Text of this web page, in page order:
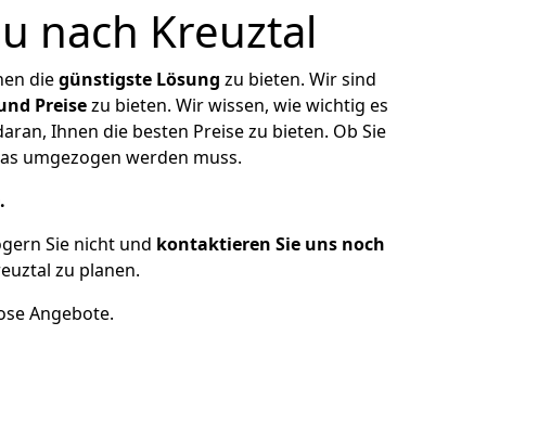
nach Kreuztal
diegünstigste Lösung zu bieten. Wir sind
Preisezu bieten. Wir wissen, wie wichtig es
Ihnen die besten Preise zu bieten. Ob Sie
umgezogen werden muss.
Sie nicht und kontaktieren Sie uns noch
zu planen.
Angebote.